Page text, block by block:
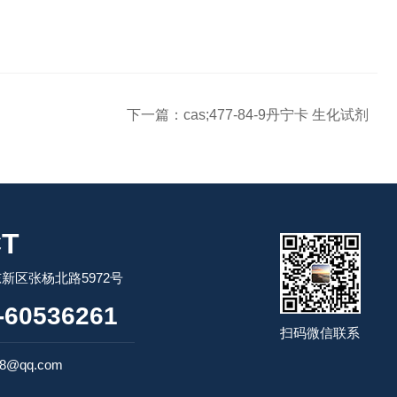
下一篇： cas;477-84-9丹宁卡 生化试剂
区张杨北路5972号
扫码微信联系